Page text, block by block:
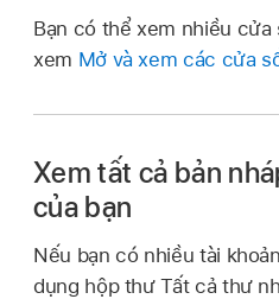
Bạn có thể xem nhiều
xem Mở và xem các cửa
Xem tất cả bản
của bạn
Nếu bạn có nhiều tài
dụng hộp thư Tất cả thư